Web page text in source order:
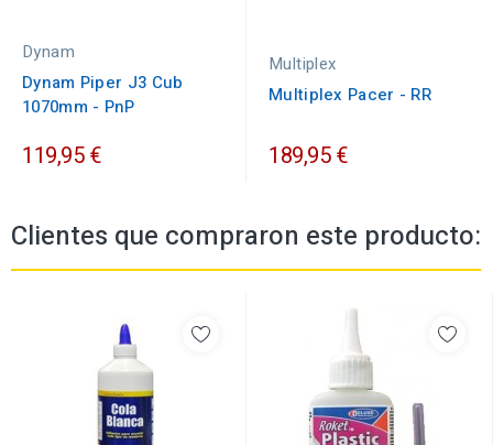
Dynam
Dynam Piper J3 Cub
1070mm - PnP
119,95 €
Multiplex
Multiplex Pacer - RR
189,95 €
Clientes que compraron este producto: